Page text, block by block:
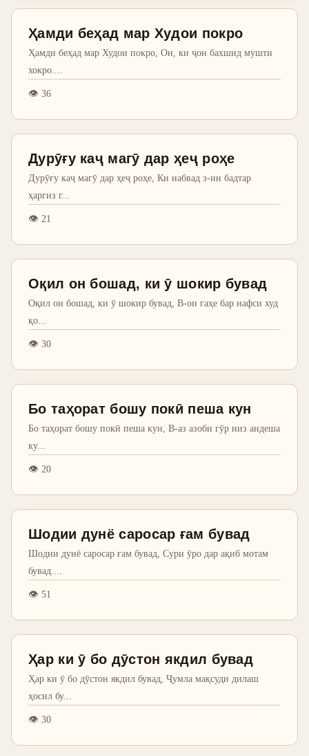
Ҳамди беҳад мар Худои покро
Ҳамди беҳад мар Худои покро, Он, ки ҷон бахшид мушти
хокро.
👁 36
Дурӯғу каҷ магӯ дар ҳеҷ роҳе
Дурӯғу каҷ магӯ дар ҳеҷ роҳе, Ки набвад з-ин бадтар
ҳаргиз г...
👁 21
Оқил он бошад, ки ӯ шокир бувад
Оқил он бошад, ки ӯ шокир бувад, В-он гаҳе бар нафси худ
қо
👁 30
Бо таҳорат бошу покӣ пеша кун
Бо таҳорат бошу покӣ пеша кун, В-аз азоби гӯр низ андеша
ку...
👁 20
Шодии дунё саросар ғам бувад
Шодии дунё саросар ғам бувад, Сури ӯро дар ақиб мотам
бувад.
👁 51
Ҳар ки ӯ бо дӯстон якдил бувад
Ҳар ки ӯ бо дӯстон якдил бувад, Ҷумла мақсуди дилаш
ҳосил бу...
👁 30